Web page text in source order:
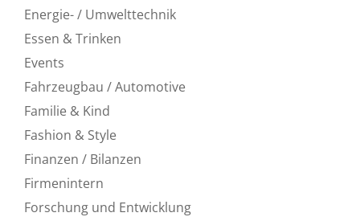
Energie- / Umwelttechnik
Essen & Trinken
Events
Fahrzeugbau / Automotive
Familie & Kind
Fashion & Style
Finanzen / Bilanzen
Firmenintern
Forschung und Entwicklung